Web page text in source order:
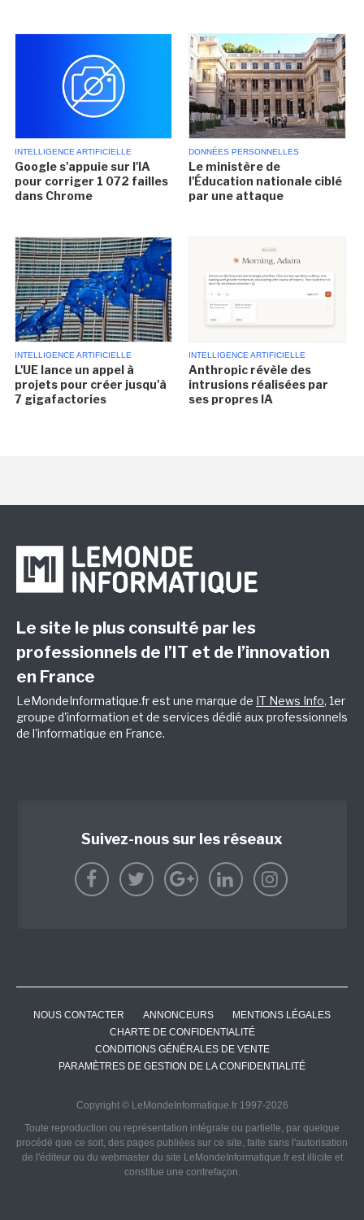
INTELLIGENCE ARTIFICIELLE
Google s'appuie sur l'IA
pour corriger 1 072 failles
dans Chrome
DONNÉES PERSONNELLES
Le ministère de
l'Éducation nationale ciblé
par une attaque
INTELLIGENCE ARTIFICIELLE
L'UE lance un appel à
projets pour créer jusqu'à
7 gigafactories
INTELLIGENCE ARTIFICIELLE
Anthropic révèle des
intrusions réalisées par
ses propres IA
Le site le plus consulté par les
professionnels de l’IT et de l’innovation
en France
LeMondeInformatique.fr est une marque de IT News Info, 1er
groupe d'information et de services dédié aux professionnels
de l'informatique en France.
Suivez-nous sur les réseaux
NOUS CONTACTER ANNONCEURS
MENTIONS LÉGALES
CHARTE DE CONFIDENTIALITÉ
CONDITIONS GÉNÉRALES DE VENTE
PARAMÈTRES DE GESTION DE LA CONFIDENTIALITÉ
Copyright © LeMondeInformatique.fr 1997-2026
Toute reproduction ou représentation intégrale ou partielle, par quelque
procédé que ce soit, des pages publiées sur ce site, faite sans l'autorisation
de l'éditeur ou du webmaster du site LeMondeInformatique.fr est illicite et
constitue une contrefaçon.